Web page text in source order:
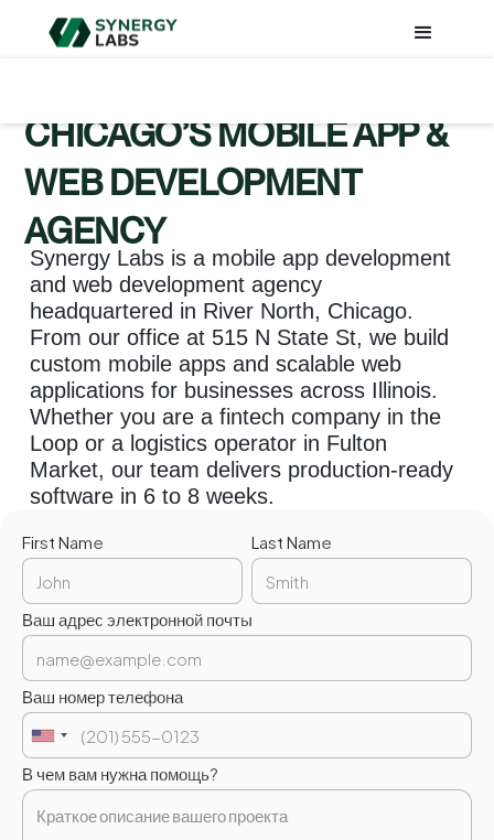
CHICAGO’S MOBILE APP &
WEB DEVELOPMENT
AGENCY
Synergy Labs is a mobile app development
and web development agency
headquartered in River North, Chicago.
From our office at 515 N State St, we build
custom mobile apps and scalable web
applications for businesses across Illinois.
Whether you are a fintech company in the
Loop or a logistics operator in Fulton
Market, our team delivers production-ready
software in 6 to 8 weeks.
First Name Last Name
Ваш адрес электронной почты
Ваш номер телефона
В чем вам нужна помощь?